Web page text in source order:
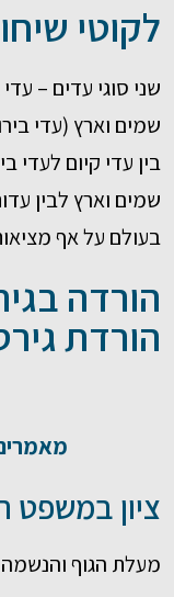
לקוטי
שני סוגי עדים –
שמים וארץ (עדי
בין עדי קיום לעדי
שמים וארץ לבין
בעולם על אף
הורדה
הורדת
ציון
מעלת הגוף